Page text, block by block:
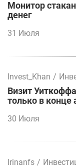
Монитор
денег
31 Июля
Invest_Khan /
Визит
только в конце
30 Июля
Irinanfs /